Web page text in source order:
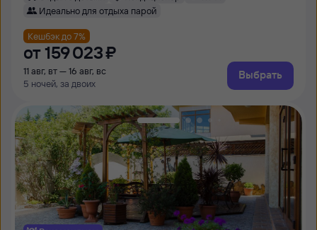
Идеально для отдыха парой
Кешбэк до 7%
от 159 ⁠023 ⁠₽
11 авг, вт — 16 авг, вс
5 ночей, за двоих
Выбрать